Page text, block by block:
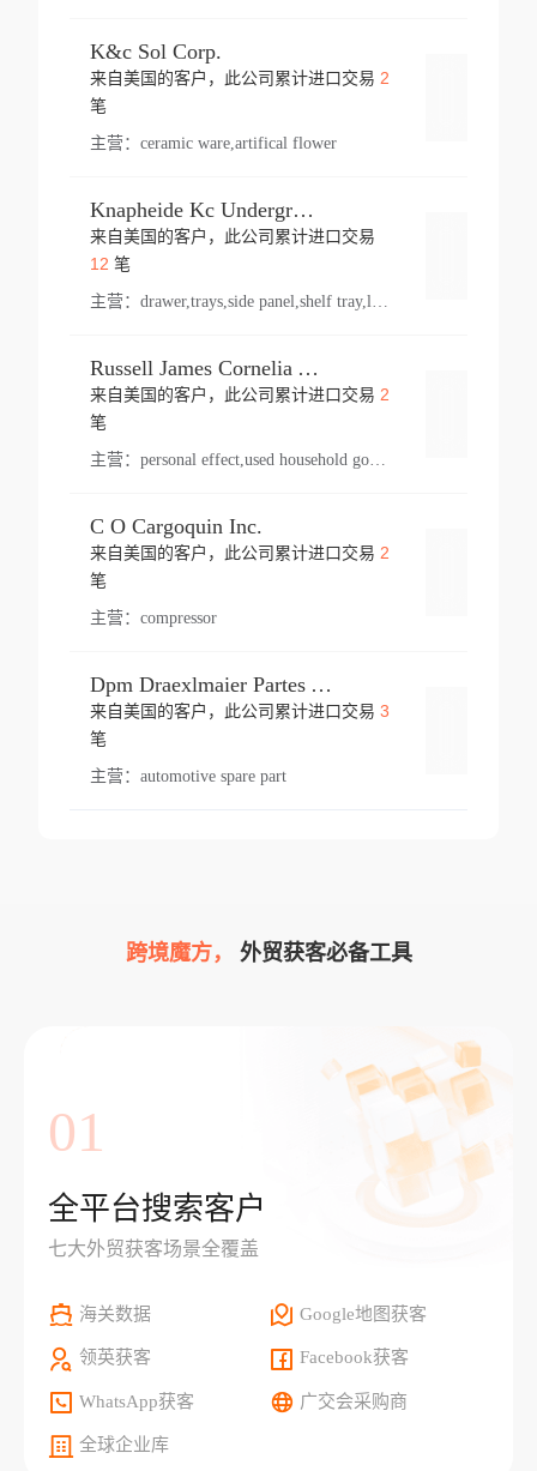
K&c Sol Corp.
来自美国的客户，此公司累计进口交易 2
笔
主营： ceramic ware,artifical flower
Knapheide Kc Underground
来自美国的客户，此公司累计进口交易
12 笔
主营：
Russell James Cornelia Arlington Va
来自美国的客户，此公司累计进口交易 2
笔
主营： personal effect,used household goods
C O Cargoquin Inc.
来自美国的客户，此公司累计进口交易 2
笔
主营： compressor
Dpm Draexlmaier Partes Automotrices Corr Ind Huejotzingo
来自美国的客户，此公司累计进口交易 3
笔
主营： automotive spare part
跨境魔方， 外贸获客必备工具
01
全平台搜索客户
七大外贸获客场景全覆盖
海关数据 Google地图获客
领英获客 Facebook获客
WhatsApp获客 广交会采购商
全球企业库